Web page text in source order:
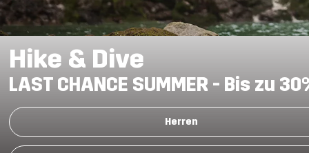
Hike & Dive
LAST CHANCE SUMMER - Bis zu
Herren